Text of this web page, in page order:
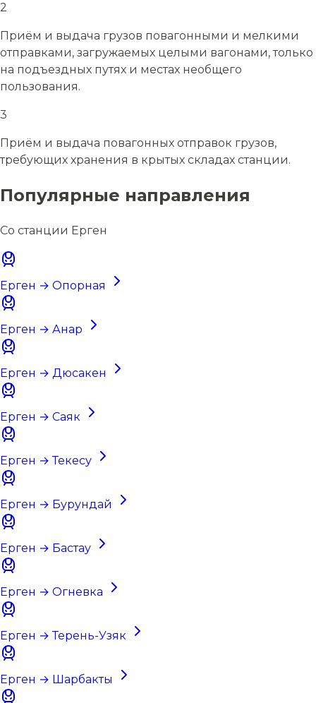
2
Приём и выдача грузов повагонными и мелкими
отправками, загружаемых целыми вагонами, только
на подъездных путях и местах необщего
пользования.
3
Приём и выдача повагонных отправок грузов,
требующих хранения в крытых складах станции.
Популярные направления
Со станции Ерген
Ерген → Опорная
Ерген → Анар
Ерген → Дюсакен
Ерген → Саяк
Ерген → Текесу
Ерген → Бурундай
Ерген → Бастау
Ерген → Огневка
Ерген → Терень-Узяк
Ерген → Шарбакты